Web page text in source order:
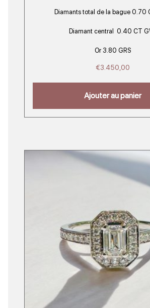
Diamants total de la bague 0.70
Diamant central 0.40 CT
Or 3.80 GRS
€3.450,00
Ajouter au panier